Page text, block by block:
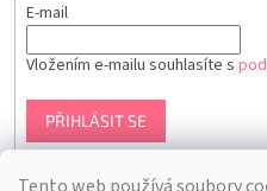
E-mail
Vložením e-mailu souhlasíte s
PŘIHLÁSIT SE